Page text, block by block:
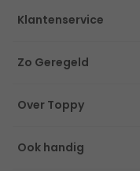
Klantenservice
Zo Geregeld
Over Toppy
Ook handig